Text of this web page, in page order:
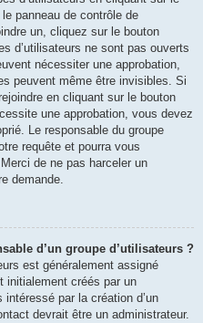
panneau de contrôle de
un, cliquez sur le bouton
d’utilisateurs ne sont pas ouverts
nécessiter une approbation,
peuvent même être invisibles. Si
en cliquant sur le bouton
une approbation, vous devez
Le responsable du groupe
requête et pourra vous
de ne pas harceler un
demande.
d’un groupe d’utilisateurs ?
est généralement assigné
initialement créés par un
par la création d’un
devrait être un administrateur.